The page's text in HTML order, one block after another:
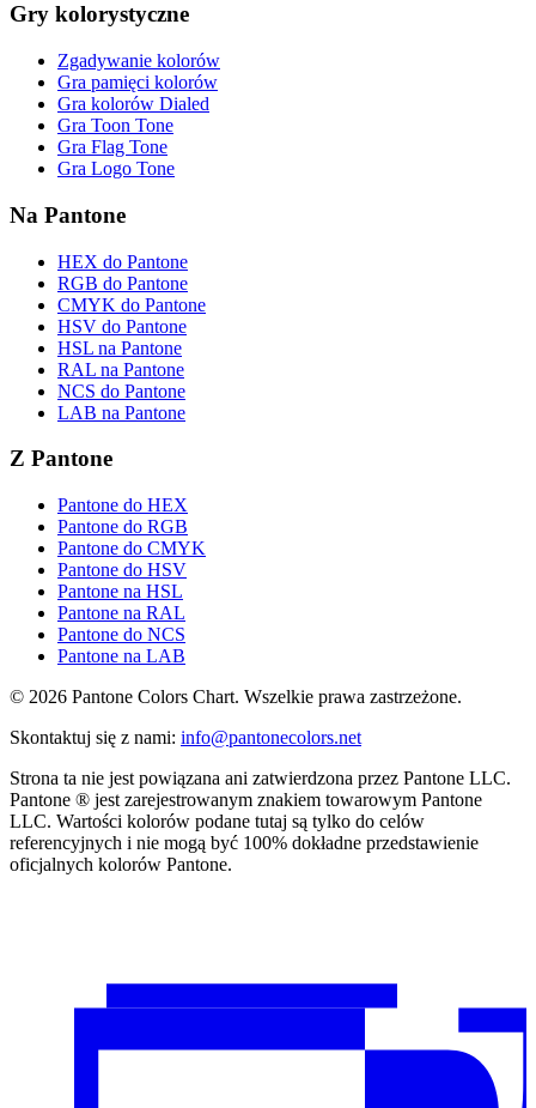
Gry kolorystyczne
Zgadywanie kolorów
Gra pamięci kolorów
Gra kolorów Dialed
Gra Toon Tone
Gra Flag Tone
Gra Logo Tone
Na Pantone
HEX do Pantone
RGB do Pantone
CMYK do Pantone
HSV do Pantone
HSL na Pantone
RAL na Pantone
NCS do Pantone
LAB na Pantone
Z Pantone
Pantone do HEX
Pantone do RGB
Pantone do CMYK
Pantone do HSV
Pantone na HSL
Pantone na RAL
Pantone do NCS
Pantone na LAB
© 2026 Pantone Colors Chart. Wszelkie prawa zastrzeżone.
Skontaktuj się z nami: info@pantonecolors.net
Strona ta nie jest powiązana ani zatwierdzona przez Pantone LLC.
Pantone ® jest zarejestrowanym znakiem towarowym Pantone
LLC. Wartości kolorów podane tutaj są tylko do celów
referencyjnych i nie mogą być 100% dokładne przedstawienie
oficjalnych kolorów Pantone.